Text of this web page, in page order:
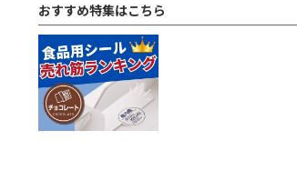
おすすめ特集はこちら